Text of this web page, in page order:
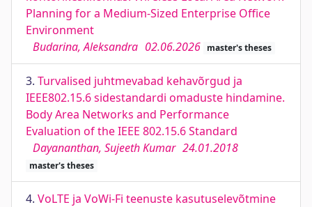
Planning for a Medium-Sized Enterprise Office
Environment
Budarina, Aleksandra 02.06.2026 master's theses
3. Turvalised juhtmevabad kehavõrgud ja
IEEE802.15.6 sidestandardi omaduste hindamine.
Body Area Networks and Performance
Evaluation of the IEEE 802.15.6 Standard
Dayananthan, Sujeeth Kumar 24.01.2018
master's theses
4. VoLTE ja VoWi-Fi teenuste kasutuselevõtmine